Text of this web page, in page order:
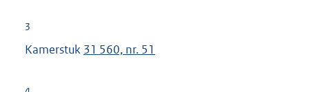
3
Kamerstuk 31 560, nr. 51